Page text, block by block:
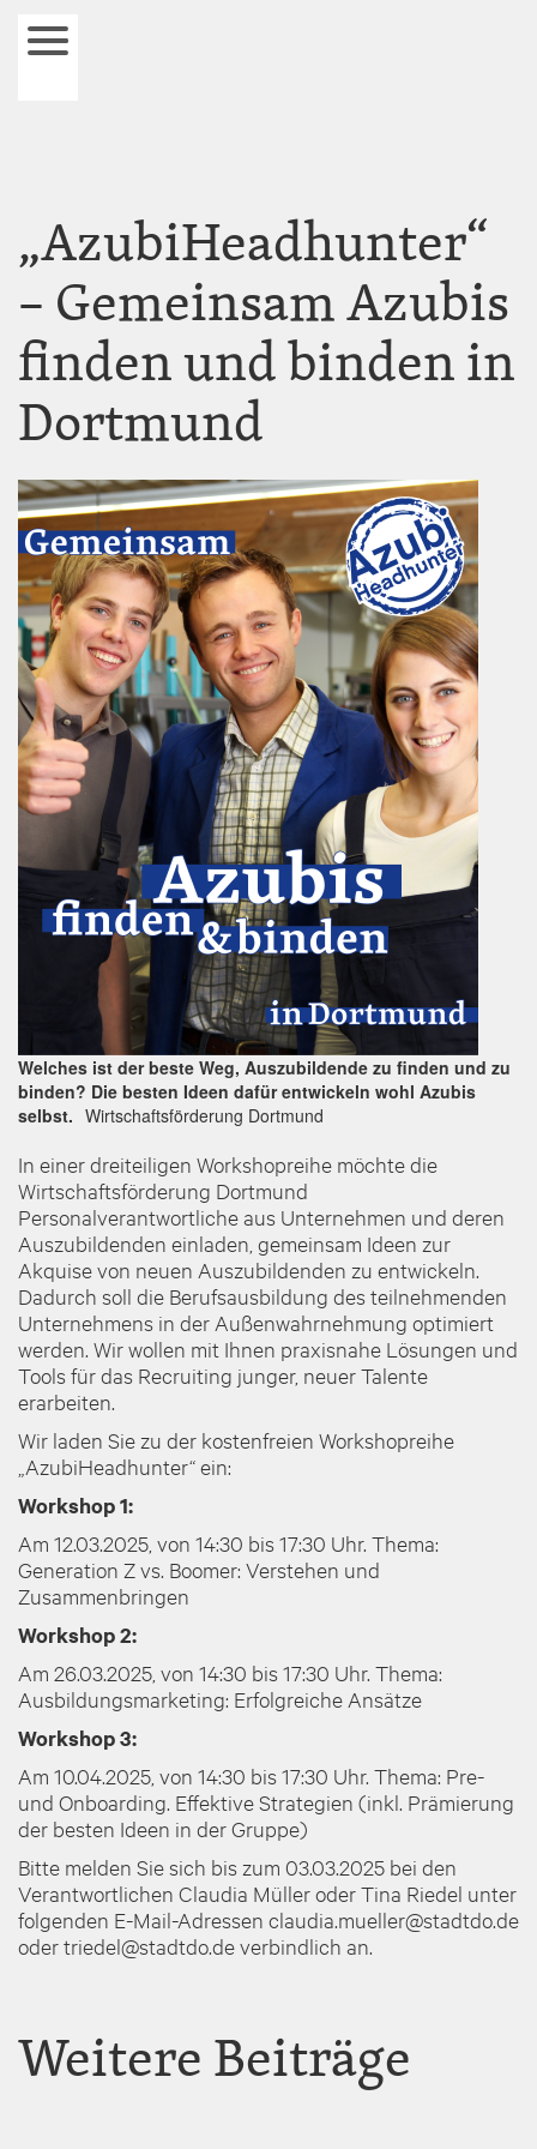
zum
Inhalt Navigation
„AzubiHeadhunter“
– Gemeinsam Azubis
finden und binden in
Dortmund
Image
Welches ist der beste Weg, Auszubildende zu finden und zu
binden? Die besten Ideen dafür entwickeln wohl Azubis
selbst. Wirtschaftsförderung Dortmund
In einer dreiteiligen Workshopreihe möchte die
Wirtschaftsförderung Dortmund
Personalverantwortliche aus Unternehmen und deren
Auszubildenden einladen, gemeinsam Ideen zur
Akquise von neuen Auszubildenden zu entwickeln.
Dadurch soll die Berufsausbildung des teilnehmenden
Unternehmens in der Außenwahrnehmung optimiert
werden. Wir wollen mit Ihnen praxisnahe Lösungen und
Tools für das Recruiting junger, neuer Talente
erarbeiten.
Wir laden Sie zu der kostenfreien Workshopreihe
„AzubiHeadhunter“ ein:
Workshop 1:
Am 12.03.2025, von 14:30 bis 17:30 Uhr. Thema:
Generation Z vs. Boomer: Verstehen und
Zusammenbringen
Workshop 2:
Am 26.03.2025, von 14:30 bis 17:30 Uhr. Thema:
Ausbildungsmarketing: Erfolgreiche Ansätze
Workshop 3:
Am 10.04.2025, von 14:30 bis 17:30 Uhr. Thema: Pre-
und Onboarding. Effektive Strategien (inkl. Prämierung
der besten Ideen in der Gruppe)
Bitte melden Sie sich bis zum 03.03.2025 bei den
Verantwortlichen Claudia Müller oder Tina Riedel unter
folgenden E-Mail-Adressen claudia.mueller@stadtdo.de
oder triedel@stadtdo.de verbindlich an.
Weitere Beiträge